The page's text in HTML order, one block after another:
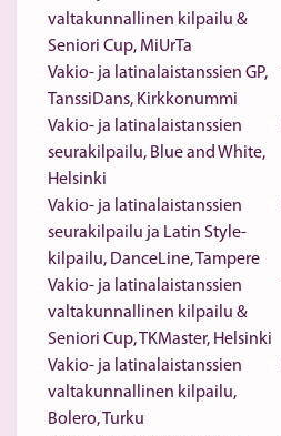
valtakunnallinen kilpailu &
Seniori Cup, MiUrTa
Vakio- ja latinalaistanssien GP,
TanssiDans, Kirkkonummi
Vakio- ja latinalaistanssien
seurakilpailu, Blue and White,
Helsinki
Vakio- ja latinalaistanssien
seurakilpailu ja Latin Style-
kilpailu, DanceLine, Tampere
Vakio- ja latinalaistanssien
valtakunnallinen kilpailu &
Seniori Cup, TKMaster, Helsinki
Vakio- ja latinalaistanssien
valtakunnallinen kilpailu,
Bolero, Turku